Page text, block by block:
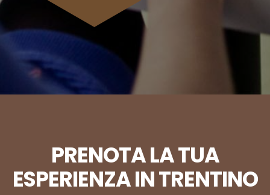
PRENOTA LA TUA
ESPERIENZA IN TRENTINO